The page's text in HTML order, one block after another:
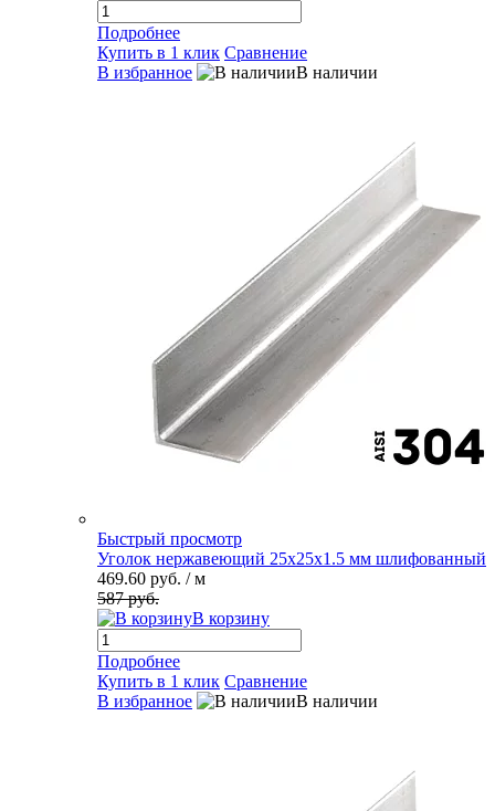
Подробнее
Купить в 1 клик Сравнение
В избранное
В наличии
Быстрый просмотр
Уголок нержавеющий 25х25х1.5 мм шлифованный
469.60 руб. / м
587 руб.
В корзину
Подробнее
Купить в 1 клик Сравнение
В избранное
В наличии